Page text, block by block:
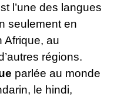
l’une des langues
seulement en
Afrique, au
régions.
parlée au monde
le hindi,